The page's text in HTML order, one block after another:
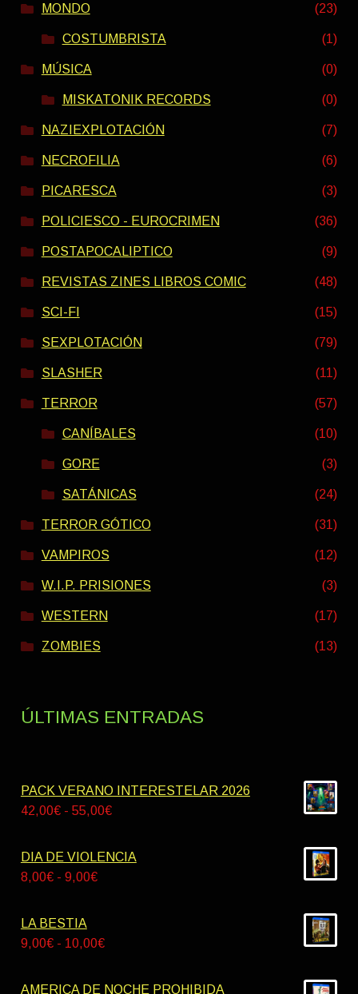
MONDO (23)
COSTUMBRISTA (1)
MÚSICA (0)
MISKATONIK RECORDS (0)
NAZIEXPLOTACIÓN (7)
NECROFILIA (6)
PICARESCA (3)
POLICIESCO - EUROCRIMEN (36)
POSTAPOCALIPTICO (9)
REVISTAS ZINES LIBROS COMIC (48)
SCI-FI (15)
SEXPLOTACIÓN (79)
SLASHER (11)
TERROR (57)
CANÍBALES (10)
GORE (3)
SATÁNICAS (24)
TERROR GÓTICO (31)
VAMPIROS (12)
W.I.P. PRISIONES (3)
WESTERN (17)
ZOMBIES (13)
ÚLTIMAS ENTRADAS
PACK VERANO INTERESTELAR 2026
42,00€ - 55,00€Rango
precios:
DIA DE VIOLENCIA
8,00€ - 9,00€Rango
desde
LA BESTIA
9,00€ - 10,00€Rango
precios:
AMERICA DE NOCHE PROHIBIDA